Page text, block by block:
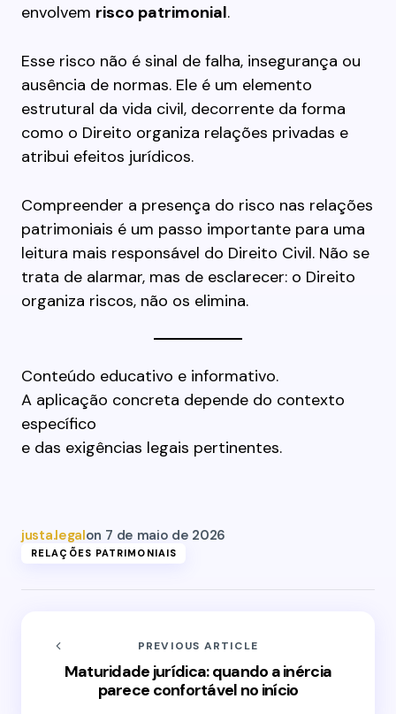
envolvem risco patrimonial.
Esse risco não é sinal de falha, insegurança ou
ausência de normas. Ele é um elemento
estrutural da vida civil, decorrente da forma
como o Direito organiza relações privadas e
atribui efeitos jurídicos.
Compreender a presença do risco nas relações
patrimoniais é um passo importante para uma
leitura mais responsável do Direito Civil. Não se
trata de alarmar, mas de esclarecer: o Direito
organiza riscos, não os elimina.
Conteúdo educativo e informativo.
A aplicação concreta depende do contexto
específico
e das exigências legais pertinentes.
justa.legalon 7 de maio de 2026
RELAÇÕES PATRIMONIAIS
PREVIOUS ARTICLE
Maturidade jurídica: quando a inércia
parece confortável no início